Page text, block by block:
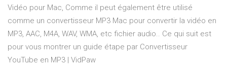
Vidéo pour Mac, Comme il peut également être utilisé
comme un convertisseur MP3 Mac pour convertir la vidéo en
MP3, AAC, M4A, WAV, WMA, etc fichier audio.. Ce qui suit est
pour vous montrer un guide étape par Convertisseur
YouTube en MP3 | VidPaw